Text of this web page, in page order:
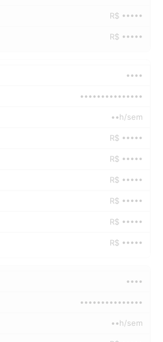
R$ •••••
R$ •••••
••••
•••••••••••••••
••h/sem
R$ •••••
R$ •••••
R$ •••••
R$ •••••
R$ •••••
R$ •••••
••••
•••••••••••••••
••h/sem